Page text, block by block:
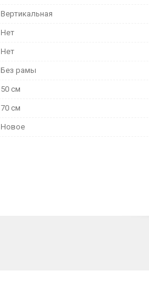
Вертикальная
Нет
Нет
Без рамы
50 см
70 см
Новое